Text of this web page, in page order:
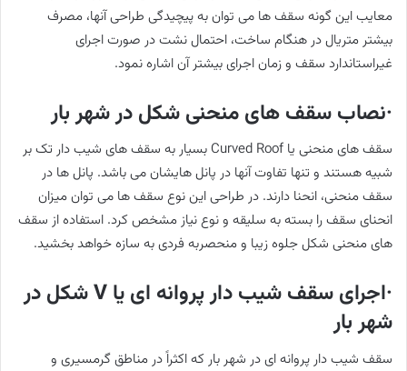
معایب این گونه سقف ها می توان به پیچیدگی طراحی آنها، مصرف
بیشتر متریال در هنگام ساخت، احتمال نشت در صورت اجرای
غیراستاندارد سقف و زمان اجرای بیشتر آن اشاره نمود.
·نصاب سقف های منحنی شکل در شهر بار
سقف های منحنی یا Curved Roof بسیار به سقف های شیب دار تک بر
شبیه هستند و تنها تفاوت آنها در پانل هایشان می باشد. پانل ها در
سقف منحنی، انحنا دارند. در طراحی این نوع سقف ها می توان میزان
انحنای سقف را بسته به سلیقه و نوع نیاز مشخص کرد. استفاده از سقف
های منحنی شکل جلوه زیبا و منحصربه فردی به سازه خواهد بخشید.
·اجرای سقف شیب دار پروانه ای یا V شکل در
شهر بار
سقف شیب دار پروانه ای در شهر بار که اکثراً در مناطق گرمسیری و